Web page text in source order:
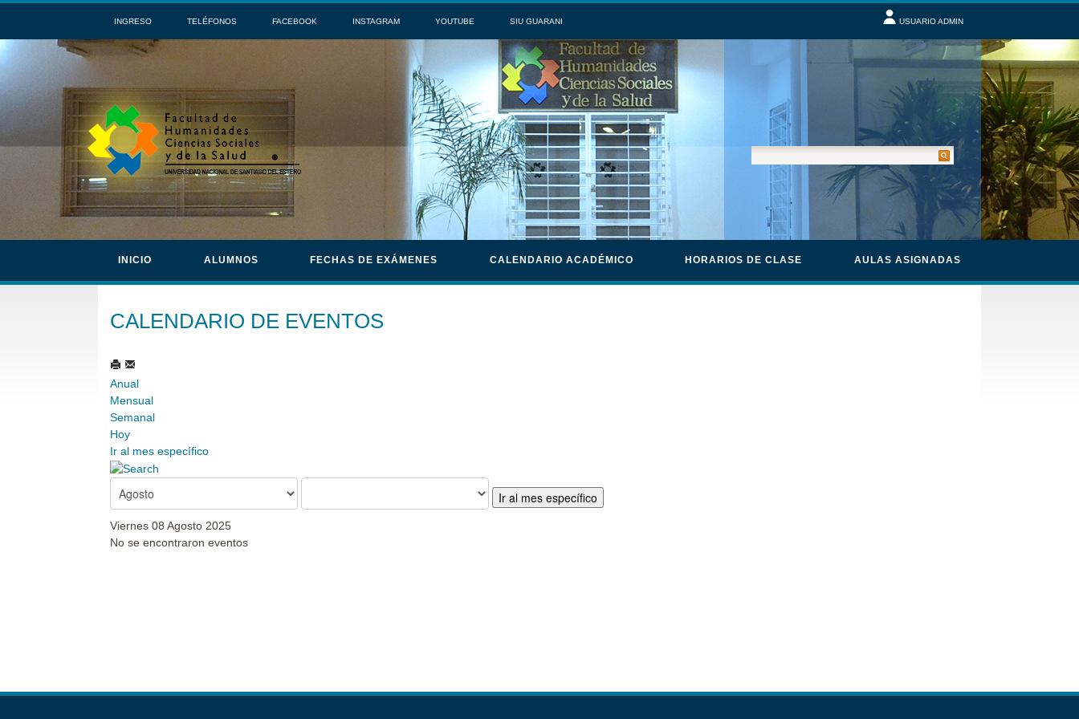
INGRESO TELÉFONOS FACEBOOK INSTAGRAM YOUTUBE SIU GUARANI USUARIO ADMIN
INICIO ALUMNOS FECHAS DE EXÁMENES CALENDARIO ACADÉMICO HORARIOS DE CLASE AULAS ASIGNADAS
CALENDARIO DE EVENTOS
Anual
Mensual
Semanal
Hoy
Ir al mes específico
Ir al mes específico
Viernes 08 Agosto 2025
No se encontraron eventos